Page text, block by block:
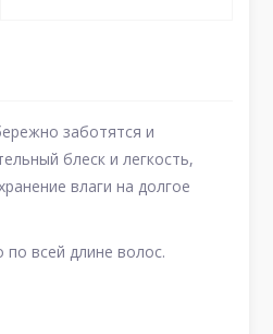
заботятся и
блеск и легкость,
влаги на долгое
всей длине волос.